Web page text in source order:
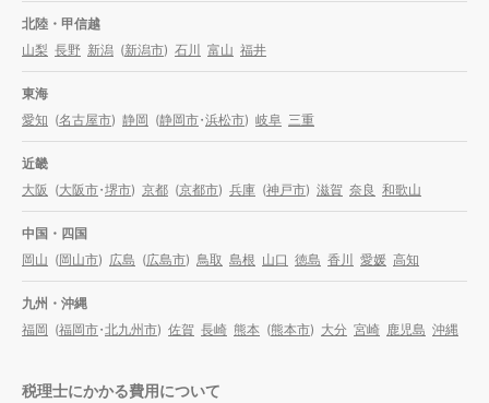
北陸・甲信越
山梨 長野 新潟 (新潟市) 石川 富山 福井
東海
愛知 (名古屋市) 静岡 (静岡市・浜松市) 岐阜 三重
近畿
大阪 (大阪市・堺市) 京都 (京都市) 兵庫 (神戸市) 滋賀 奈良 和歌山
中国・四国
岡山 (岡山市) 広島 (広島市) 鳥取 島根 山口 徳島 香川 愛媛 高知
九州・沖縄
福岡 (福岡市・北九州市) 佐賀 長崎 熊本 (熊本市) 大分 宮崎 鹿児島 沖縄
税理士にかかる費用について